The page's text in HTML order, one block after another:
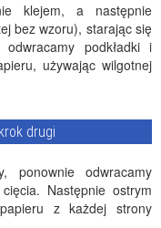
klejem, a następnie
bez wzoru), starając się
podkładki i
używając wilgotnej
drugi
ponownie odwracamy
Następnie ostrym
z każdej strony